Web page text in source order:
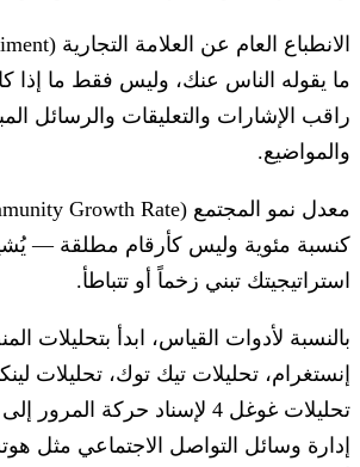
الانطباع العام عن العلامة التجارية (Brand Sentiment)
ما يقوله الناس عنك، وليس فقط ما إذا
راقب الإشارات والتعليقات والرسائل
والمواضيع.
معدل نمو المجتمع (Community Growth Rate)
كنسبة مئوية وليس كأرقام مطلقة —
استراتيجيتك تبني زخماً أو تتباطأ.
بالنسبة لأدوات القياس، ابدأ بتحليلات
إنستغرام، تحليلات تيك توك، تحليلات
تحليلات غوغل 4 لإسناد حركة